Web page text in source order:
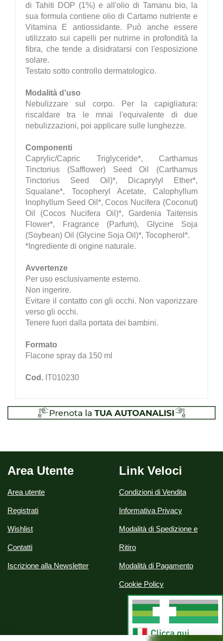
di Tahiti DOP (1%) e all'olio di Tamanu bio, la
sua formula contiene olio di Cartamo nutriente e
Vitamina E antiossidante. Può anche essere
utilizzato sui capelli per nutrirne in profondità la
fibra, che tende a disidratarsi con l'esposizione
solare.
Testato sotto controllo dermatologico.
Modalità d'uso
Nebulizzare sul corpo. Per la capigliatura:
riscaldare tra le mnai l'equivalente di due
nebulizzazioni, poi applicare sulle lunghezze.
Componenti
Caprylic/Capric Triglyceride*, Carthamus
Tinctorius (Safflower) Seed Oil (Carthamus
Tinctorius Seed Oil)*, Dicaprylyl Ether*,
Squalane*, Tocopheryl Acetate, Calophyllum
Inophyllum Seed Oil*, Cocos Nucifera (Coconut)
Oil (Cocos Nucifera Oil)*, Gardenia Taitensis
Flower*, Fragrance (Parfum), Glycine Soja
(Soybean) Oil (Glycine Soja Oil)*, Tocopherol*.
*Ingrediente di origine naturale.
Avvertenze
Per uso esclusivamente esterno.
Non ingerire.
Evitare il contatto con gli occhi. Non vaporizzare
verso gli occhi.
Tenere fuori dalla portata dei bambini.
Formato
Flacone spray da 150 ml
Cod. IT010230
Area Utente
Area utente
Registrati
Wishlist
Contatti
Iscrizione alla Newsletter
Link Veloci
Condizioni di Vendita
Informativa Privacy
Modalità di Spedizione e
Ritiro
Modalità di Pagamento
Cookie Policy